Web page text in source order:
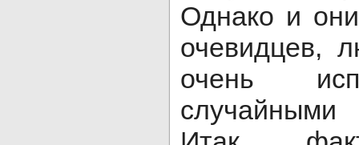
Однако и
очевидцев,
очень